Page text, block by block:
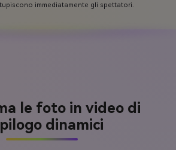
immediatamente gli spettatori.
le foto in video di
dinamici